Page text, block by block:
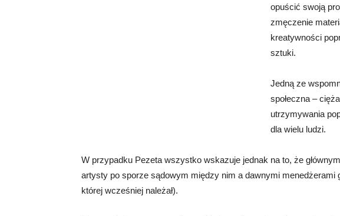
opuścić swoją
zmęczenie
kreatywności
sztuki.
Jedną ze
społeczna –
utrzymywania
dla wielu ludzi.
W przypadku Pezeta wszystko wskazuje jednak na to, że
artysty po sporze sądowym między nim a dawnymi menedżerami
której wcześniej należał).